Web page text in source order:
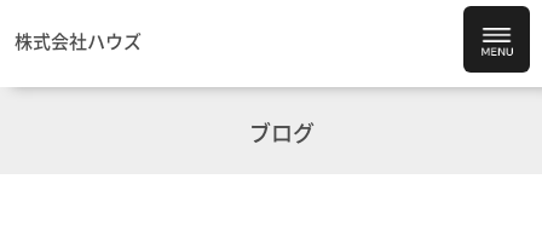
株式会社ハウズ
ブログ